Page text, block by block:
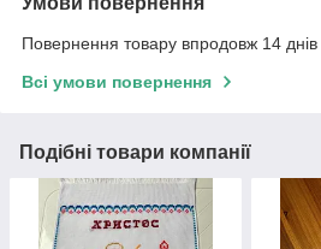
Повернення товару впродовж 14
Всі умови повернення
Подібні товари компанії